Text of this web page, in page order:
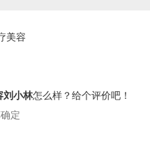
美容
刘小林怎么样？给个评价吧！